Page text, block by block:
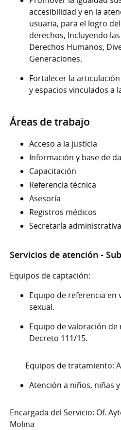
accesibilidad y en la
usuaria, para el logro
derechos, Incluyendo
Derechos Humanos,
Generaciones.
Fortalecer la
y espacios vinculados a
Áreas de trabajo
Acceso a la justicia
Información y base de
Capacitación
Referencia técnica
Asesoría
Registros médicos
Secretaría administrativa
Servicios de atención -
Equipos de captación:
Equipo de referencia en
sexual.
Equipo de valoración
Decreto 111/15.
Equipos de tratamiento:
Atención a niños, niñas
Encargada del Servicio: Of.
Molina